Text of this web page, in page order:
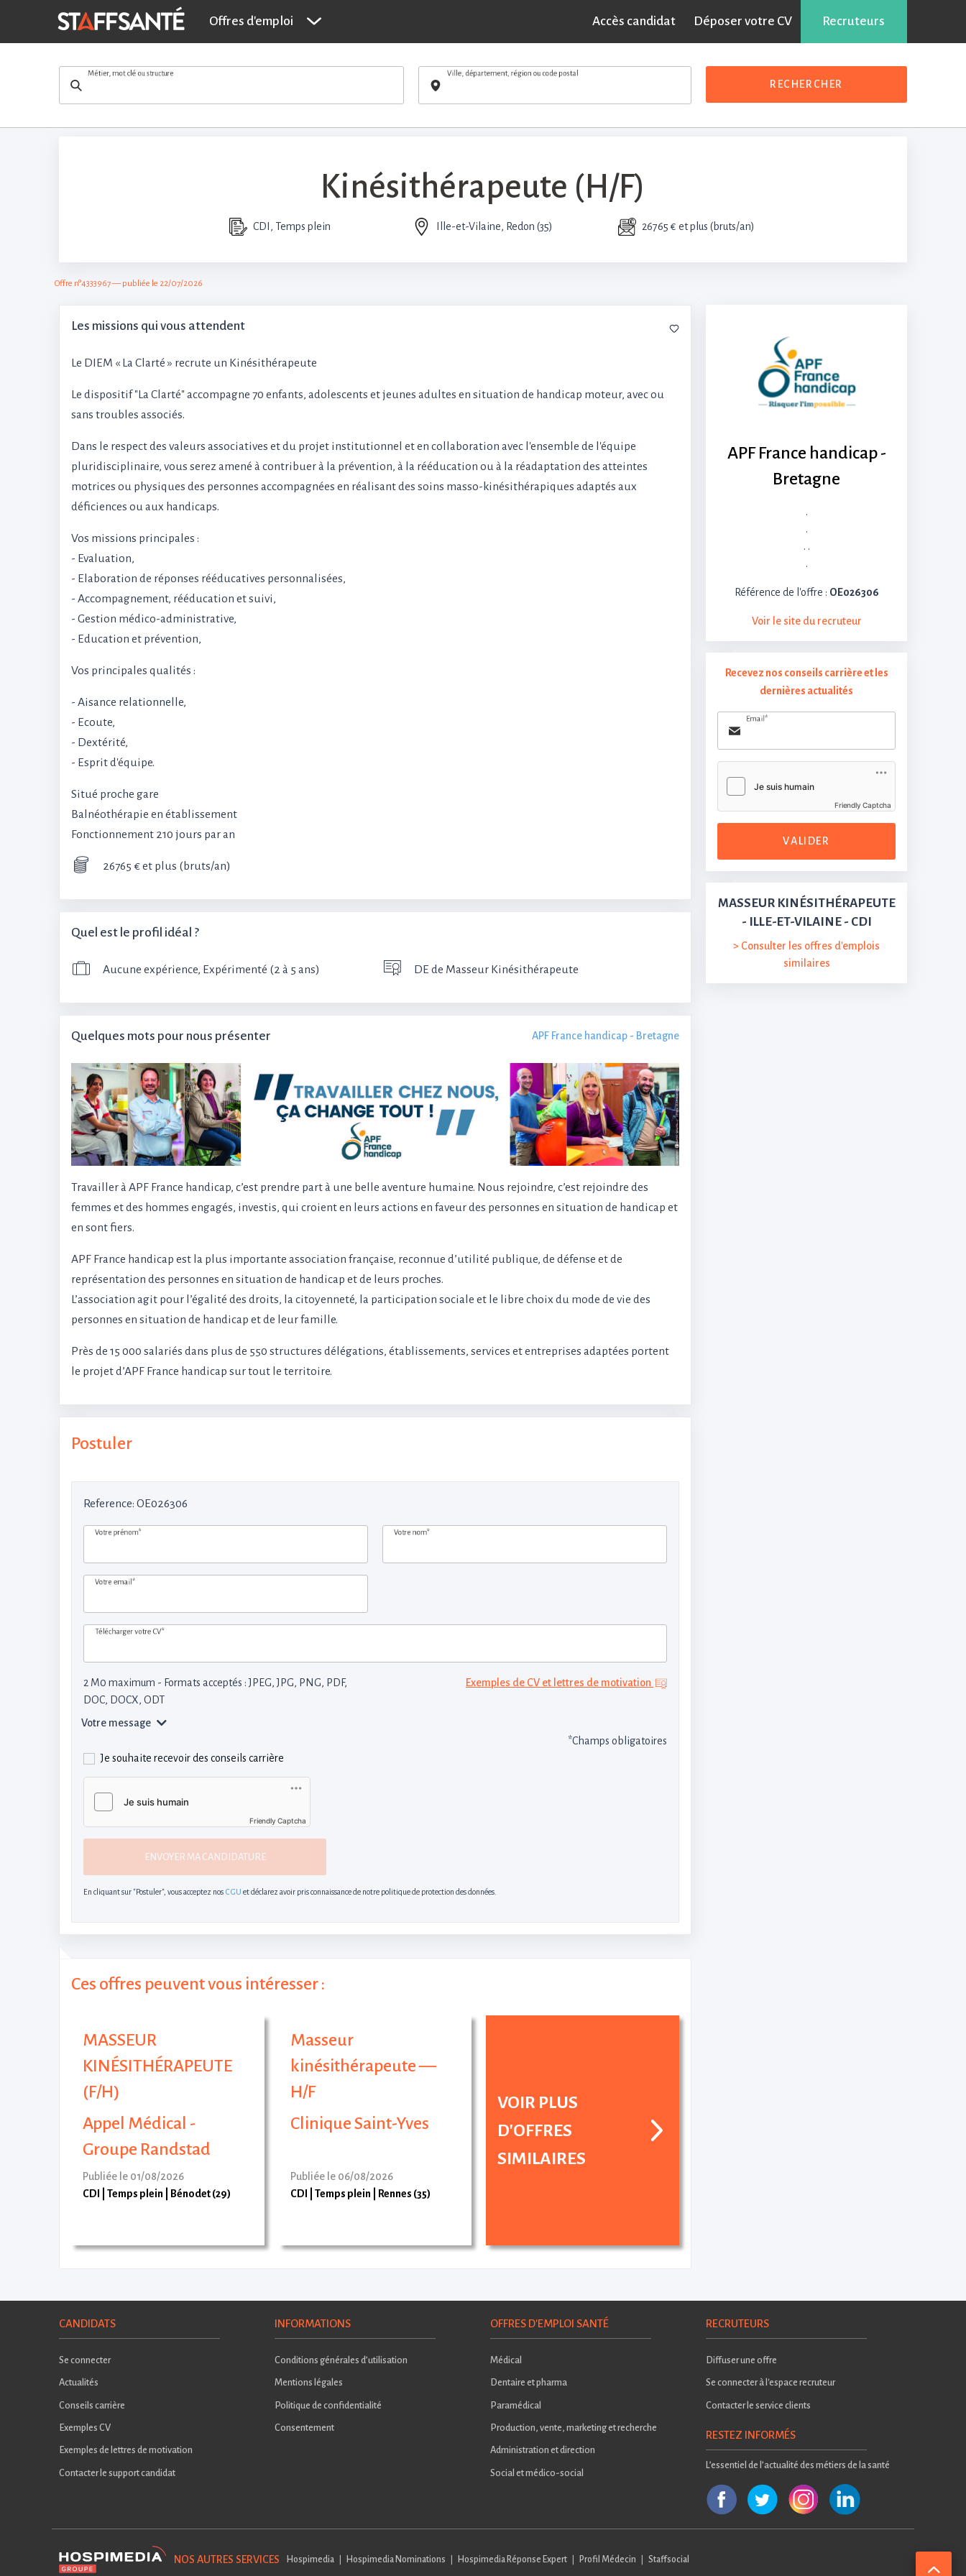
Offres d'emploi Accès candidat Déposer votre CV Recruteurs
Kinésithérapeute (H/F) - Ille-et-Vilaine POSTULER Partager sur :
Métier, mot clé ou structure Ville, département, région ou code postal
RECHERCHER
Kinésithérapeute (H/F)
CDI, Temps plein Ille-et-Vilaine, Redon (35) 26765 € et plus (bruts/an)
Offre n°4333967 — publiée le 22/07/2026
Les missions qui vous attendent
Le DIEM « La Clarté » recrute un Kinésithérapeute
Le dispositif "La Clarté" accompagne 70 enfants, adolescents et jeunes adultes en situation de handicap moteur, avec ou
sans troubles associés.
Dans le respect des valeurs associatives et du projet institutionnel et en collaboration avec l'ensemble de l'équipe
pluridisciplinaire, vous serez amené à contribuer à la prévention, à la rééducation ou à la réadaptation des atteintes
motrices ou physiques des personnes accompagnées en réalisant des soins masso-kinésithérapiques adaptés aux
déficiences ou aux handicaps.
Vos missions principales :
- Evaluation,
- Elaboration de réponses rééducatives personnalisées,
- Accompagnement, rééducation et suivi,
- Gestion médico-administrative,
- Education et prévention,
Vos principales qualités :
- Aisance relationnelle,
- Ecoute,
- Dextérité,
- Esprit d'équipe.
Situé proche gare
Balnéothérapie en établissement
Fonctionnement 210 jours par an
26765 € et plus (bruts/an)
Quel est le profil idéal ?
Aucune expérience, Expérimenté (2 à 5 ans) DE de Masseur Kinésithérapeute
Quelques mots pour nous présenter APF France handicap - Bretagne
Travailler à APF France handicap, c’est prendre part à une belle aventure humaine. Nous rejoindre, c’est rejoindre des
femmes et des hommes engagés, investis, qui croient en leurs actions en faveur des personnes en situation de handicap et
en sont fiers.
APF France handicap est la plus importante association française, reconnue d’utilité publique, de défense et de
représentation des personnes en situation de handicap et de leurs proches.
L’association agit pour l’égalité des droits, la citoyenneté, la participation sociale et le libre choix du mode de vie des
personnes en situation de handicap et de leur famille.
Près de 15 000 salariés dans plus de 550 structures délégations, établissements, services et entreprises adaptées portent
le projet d’APF France handicap sur tout le territoire.
Postuler
Reference: OE026306
Votre prénom* Votre nom*
Votre email*
Télécharger votre CV*
2 M0 maximum - Formats acceptés : JPEG, JPG, PNG, PDF,
DOC, DOCX, ODT
Exemples de CV et lettres de motivation
Votre message
*Champs obligatoires
Je souhaite recevoir des conseils carrière
Friendly Captcha
ENVOYER MA CANDIDATURE
En cliquant sur "Postuler", vous acceptez nos CGU et déclarez avoir pris connaissance de notre politique de protection des données.
Ces offres peuvent vous intéresser :
MASSEUR
KINÉSITHÉRAPEUTE
(F/H)
Appel Médical -
Groupe Randstad
Publiée le 01/08/2026
CDI
Temps plein Bénodet (29)
Masseur
kinésithérapeute —
H/F
Clinique Saint-Yves
Publiée le 06/08/2026
CDI
Temps plein Rennes (35)
VOIR PLUS
D'OFFRES
SIMILAIRES
APF France handicap -
Bretagne
.
.
. .
.
Référence de l'offre : OE026306
Voir le site du recruteur
Recevez nos conseils carrière et les
dernières actualités
Email*
Friendly Captcha
VALIDER
MASSEUR KINÉSITHÉRAPEUTE
- ILLE-ET-VILAINE - CDI
> Consulter les offres d'emplois
similaires
CANDIDATS
Se connecter
Actualités
Conseils carrière
Exemples CV
Exemples de lettres de motivation
Contacter le support candidat
INFORMATIONS
Conditions générales d’utilisation
Mentions légales
Politique de confidentialité
Consentement
OFFRES D'EMPLOI SANTÉ
Médical
Dentaire et pharma
Paramédical
Production, vente, marketing et recherche
Administration et direction
Social et médico-social
RECRUTEURS
Diffuser une offre
Se connecter à l'espace recruteur
Contacter le service clients
RESTEZ INFORMÉS
L’essentiel de l’actualité des métiers de la santé
NOS AUTRES SERVICES Hospimedia Hospimedia Nominations Hospimedia Réponse Expert Profil Médecin Staffsocial